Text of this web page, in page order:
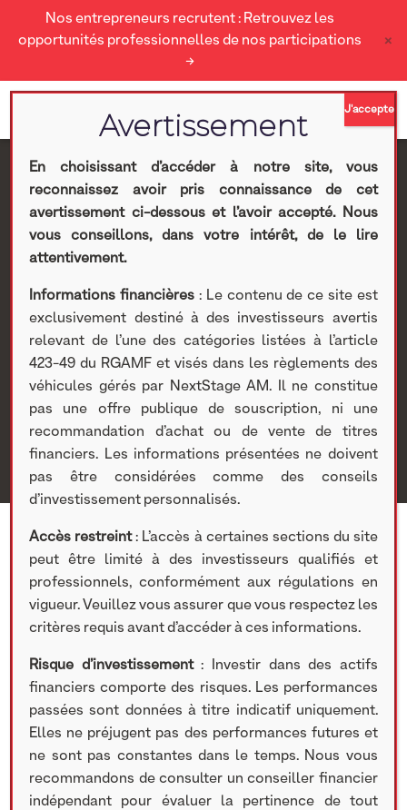
Nos entrepreneurs recrutent : Retrouvez les
opportunités professionnelles de nos participations
→
×
Rapport ESG non coté
2024/25 : Principes de
Michael E. Porter
Nextstage AM> Actualités Nextstage AM >Nos
participations
> Investissements non cotés Actualités
Rapport ESG non coté 2024/25 : Principes de Michael E.
Porter
En choisissant d’accéder à notre site, vous
reconnaissez avoir pris connaissance de cet
avertissement ci-dessous et l’avoir accepté. Nous
vous conseillons, dans votre intérêt, de le lire
attentivement.
Informations financières : Le contenu de ce site est
exclusivement destiné à des investisseurs avertis
relevant de l’une des catégories listées à l’article
423-49 du RGAMF et visés dans les règlements des
véhicules gérés par NextStage AM. Il ne constitue
pas une offre publique de souscription, ni une
recommandation d’achat ou de vente de titres
financiers. Les informations présentées ne doivent
pas être considérées comme des conseils
d’investissement personnalisés.
Accès restreint: L’accès à certaines sections du site
peut être limité à des investisseurs qualifiés et
professionnels, conformément aux régulations en
vigueur. Veuillez vous assurer que vous respectez les
critères requis avant d’accéder à ces informations.
Risque d’investissement: Investir dans des actifs
financiers comporte des risques. Les performances
passées sont données à titre indicatif uniquement.
Elles ne préjugent pas des performances futures et
ne sont pas constantes dans le temps. Nous vous
recommandons de consulter un conseiller financier
indépendant pour évaluer la pertinence de tout